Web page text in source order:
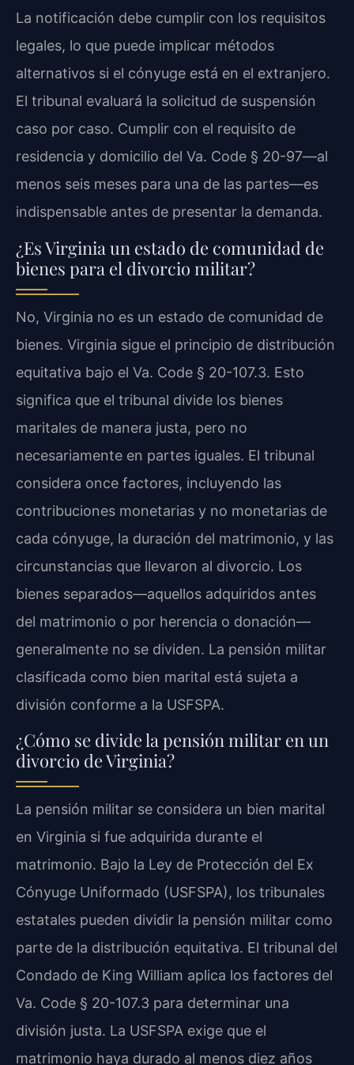
La notificación debe cumplir con los requisitos
legales, lo que puede implicar métodos
alternativos si el cónyuge está en el extranjero.
El tribunal evaluará la solicitud de suspensión
caso por caso. Cumplir con el requisito de
residencia y domicilio del Va. Code § 20-97—al
menos seis meses para una de las partes—es
indispensable antes de presentar la demanda.
¿Es Virginia un estado de comunidad de
bienes para el divorcio militar?
No, Virginia no es un estado de comunidad de
bienes. Virginia sigue el principio de distribución
equitativa bajo el Va. Code § 20-107.3. Esto
significa que el tribunal divide los bienes
maritales de manera justa, pero no
necesariamente en partes iguales. El tribunal
considera once factores, incluyendo las
contribuciones monetarias y no monetarias de
cada cónyuge, la duración del matrimonio, y las
circunstancias que llevaron al divorcio. Los
bienes separados—aquellos adquiridos antes
del matrimonio o por herencia o donación—
generalmente no se dividen. La pensión militar
clasificada como bien marital está sujeta a
división conforme a la USFSPA.
¿Cómo se divide la pensión militar en un
divorcio de Virginia?
La pensión militar se considera un bien marital
en Virginia si fue adquirida durante el
matrimonio. Bajo la Ley de Protección del Ex
Cónyuge Uniformado (USFSPA), los tribunales
estatales pueden dividir la pensión militar como
parte de la distribución equitativa. El tribunal del
Condado de King William aplica los factores del
Va. Code § 20-107.3 para determinar una
división justa. La USFSPA exige que el
matrimonio haya durado al menos diez años